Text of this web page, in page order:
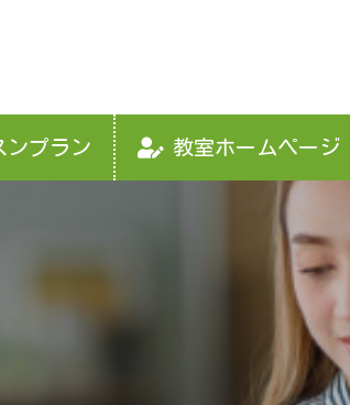
ンプラン 教室ホームページ